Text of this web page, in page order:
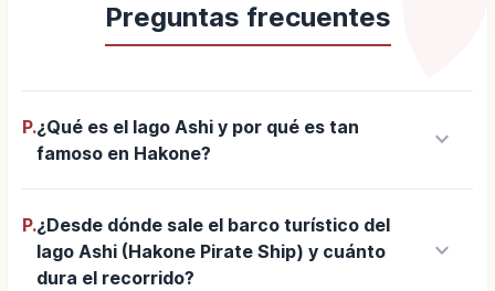
Preguntas frecuentes
P.¿Qué es el lago Ashi y por qué es tan
famoso en Hakone?
keyboard_arrow_down
P.¿Desde dónde sale el barco turístico del
lago Ashi (Hakone Pirate Ship) y cuánto
dura el recorrido?
keyboard_arrow_down